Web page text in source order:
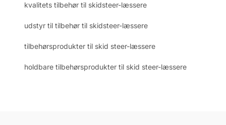
kvalitets tilbehør til skidsteer-læssere
udstyr til tilbehør til skidsteer-læssere
tilbehørsprodukter til skid steer-læssere
holdbare tilbehørsprodukter til skid steer-læssere